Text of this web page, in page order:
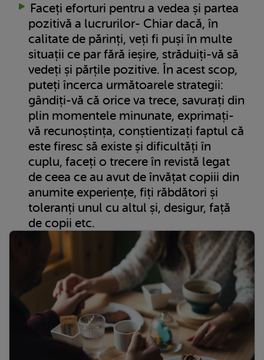
Faceți eforturi pentru a vedea și partea
pozitivă a lucrurilor- Chiar dacă, în
calitate de părinți, veți fi puși în multe
situații ce par fără ieșire, străduiți-vă să
vedeți și părțile pozitive. În acest scop,
puteți încerca următoarele strategii:
gândiți-vă că orice va trece, savurați din
plin momentele minunate, exprimați-
vă recunoștința, conștientizați faptul că
este firesc să existe și dificultăți în
cuplu, faceți o trecere în revistă legat
de ceea ce au avut de învățat copiii din
anumite experiențe, fiți răbdători și
toleranți unul cu altul și, desigur, față
de copii etc.